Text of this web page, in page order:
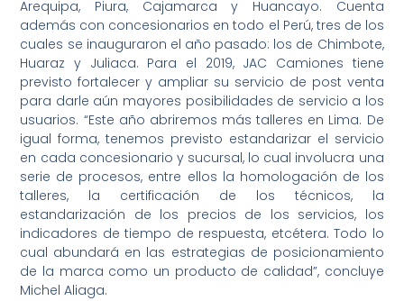
Arequipa, Piura, Cajamarca y Huancayo. Cuenta
además con concesionarios en todo el Perú, tres de los
cuales se inauguraron el año pasado: los de Chimbote,
Huaraz y Juliaca. Para el 2019, JAC Camiones tiene
previsto fortalecer y ampliar su servicio de post venta
para darle aún mayores posibilidades de servicio a los
usuarios. “Este año abriremos más talleres en Lima. De
igual forma, tenemos previsto estandarizar el servicio
en cada concesionario y sucursal, lo cual involucra una
serie de procesos, entre ellos la homologación de los
talleres, la certificación de los técnicos, la
estandarización de los precios de los servicios, los
indicadores de tiempo de respuesta, etcétera. Todo lo
cual abundará en las estrategias de posicionamiento
de la marca como un producto de calidad”, concluye
Michel Aliaga.